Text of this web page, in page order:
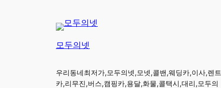
모두의넷
우리동네최저가,모두의넷,모넷,콜밴,웨딩카,이사,렌트
카,리무진,버스,캠핑카,용달,화물,콜택시,대리,모두의